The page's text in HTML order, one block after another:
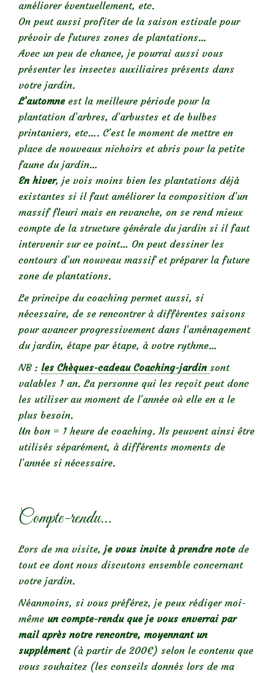
améliorer éventuellement, etc.
On peut aussi profiter de la saison estivale pour
prévoir de futures zones de plantations…
Avec un peu de chance, je pourrai aussi vous
présenter les insectes auxiliaires présents dans
votre jardin.
L’automneest la meilleure période pour la
plantation d’arbres, d’arbustes et de bulbes
printaniers, etc…. C’est le moment de mettre en
place de nouveaux nichoirs et abris pour la petite
faune du jardin…
En hiver, je vois moins bien les plantations déjà
existantes si il faut améliorer la composition d’un
massif fleuri mais en revanche, on se rend mieux
compte de la structure générale du jardin si il faut
intervenir sur ce point… On peut dessiner les
contours d’un nouveau massif et préparer la future
zone de plantations.
Le principe du coaching permet aussi, si
nécessaire, de se rencontrer à différentes saisons
pour avancer progressivement dans l’aménagement
du jardin, étape par étape, à votre rythme…
NB : les Chèques-cadeau Coaching-jardin sont
valables 1 an. La personne qui les reçoit peut donc
les utiliser au moment de l’année où elle en a le
plus besoin.
Un bon = 1 heure de coaching. Ils peuvent ainsi être
utilisés séparément, à différents moments de
l’année si nécessaire.
Compte-rendu…
Lors de ma visite, je vous invite à prendre notede
tout ce dont nous discutons ensemble concernant
votre jardin.
Néanmoins, si vous préférez, je peux rédiger moi-
même un compte-rendu que je vous enverrai par
mail après notre rencontre, moyennant un
supplément(à partir de 200€) selon le contenu que
vous souhaitez (les conseils donnés lors de ma